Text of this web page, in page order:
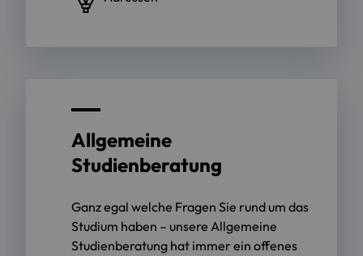
Allgemeine
Studienberatung
Ganz egal welche Fragen Sie rund um das
Studium haben – unsere Allgemeine
Studienberatung hat immer ein offenes